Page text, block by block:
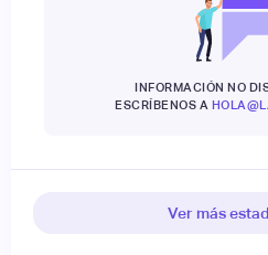
INFORMACIÓN NO
ESCRÍBENOS A
Ver más